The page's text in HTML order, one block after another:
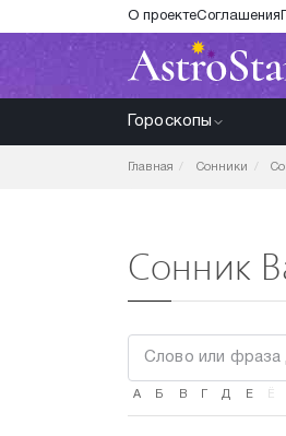
О проектеСоглашения
Гороскопы
Главная Сонники
Сонник
А Б В Д Е Ё